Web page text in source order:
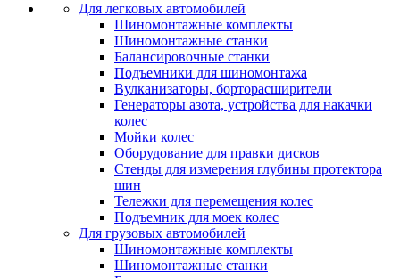
Для легковых автомобилей
Шиномонтажные комплекты
Шиномонтажные станки
Балансировочные станки
Подъемники для шиномонтажа
Вулканизаторы, борторасширители
Генераторы азота, устройства для накачки
колес
Мойки колес
Оборудование для правки дисков
Стенды для измерения глубины протектора
шин
Тележки для перемещения колес
Подъемник для моек колеc
Для грузовых автомобилей
Шиномонтажные комплекты
Шиномонтажные станки